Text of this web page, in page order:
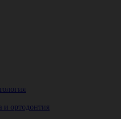
и ортодонтия